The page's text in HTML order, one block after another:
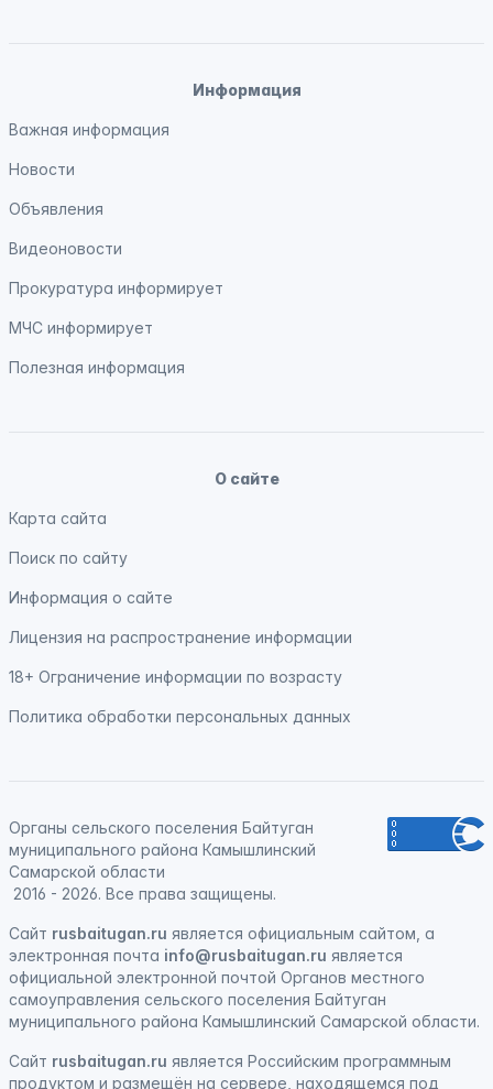
Информация
Важная информация
Новости
Объявления
Видеоновости
Прокуратура информирует
МЧС информирует
Полезная информация
О сайте
Карта сайта
Поиск по сайту
Информация о сайте
Лицензия на распространение информации
18+ Ограничение информации по возрасту
Политика обработки персональных данных
Органы сельского поселения Байтуган
муниципального района Камышлинский
Самарской области
2016 - 2026. Все права защищены.
Сайт rusbaitugan.ru является официальным сайтом, а
электронная почта info@rusbaitugan.ru является
официальной электронной почтой Органов местного
самоуправления сельского поселения Байтуган
муниципального района Камышлинский Самарской области.
Сайт rusbaitugan.ru является Российским программным
продуктом и размещён на сервере, находящемся под